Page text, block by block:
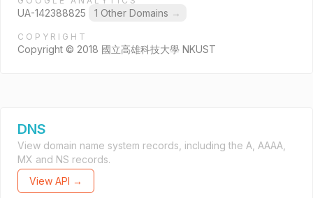
UA-142388825 1 Other Domains →
COPYRIGHT
Copyright © 2018 國立高雄科技大學 NKUST
DNS
View domain name system records, including the A, AAAA,
MX and NS records.
View API →